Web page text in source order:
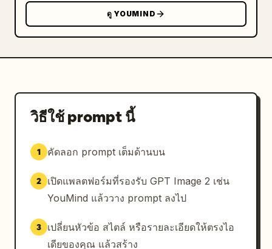
ดู YOUMIND
วิธีใช้ prompt นี้
1 คัดลอก prompt เต็มด้านบน
2
เปิดแพลตฟอร์มที่รองรับ GPT Image 2 เช่น
YouMind แล้ววาง prompt ลงไป
3
เปลี่ยนหัวข้อ สไตล์ หรือรายละเอียดให้ตรงไอ
เดียของคุณ แล้วสร้าง